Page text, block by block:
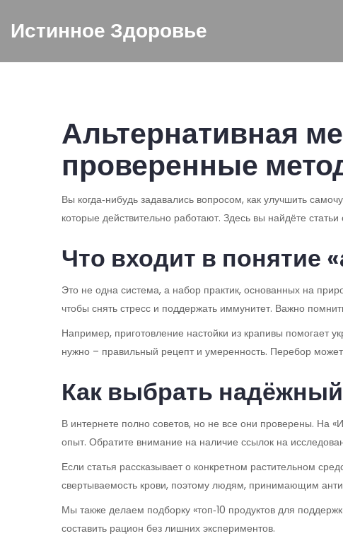
Истинное Здоровье
Альтернативная
проверенные
Вы когда‑нибудь задавались вопросом, как улучшить
которые действительно работают. Здесь вы найдёте
Что входит в понятие
Это не одна система, а набор практик, основанных на
чтобы снять стресс и поддержать иммунитет. Важно
Например, приготовление настойки из крапивы помогает
нужно – правильный рецепт и умеренность. Перебор
Как выбрать
В интернете полно советов, но не все они проверены. На
опыт. Обратите внимание на наличие ссылок на
Если статья рассказывает о конкретном растительном
свертываемость крови, поэтому людям, принимающим
Мы также делаем подборку «топ‑10 продуктов для
составить рацион без лишних экспериментов.